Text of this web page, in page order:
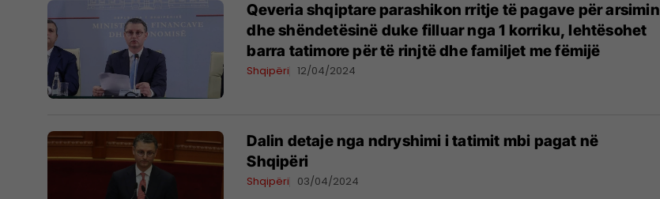
Qeveria shqiptare parashikon rritje të pagave për arsimin
dhe shëndetësinë duke filluar nga 1 korriku, lehtësohet
barra tatimore për të rinjtë dhe familjet me fëmijë
Shqipëri 12/04/2024
Dalin detaje nga ndryshimi i tatimit mbi pagat në
Shqipëri
Shqipëri 03/04/2024